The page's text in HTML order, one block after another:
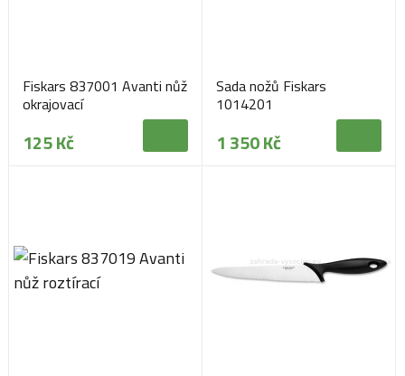
Fiskars 837001 Avanti nůž
okrajovací
125 Kč
Sada nožů Fiskars
1014201
1 350 Kč